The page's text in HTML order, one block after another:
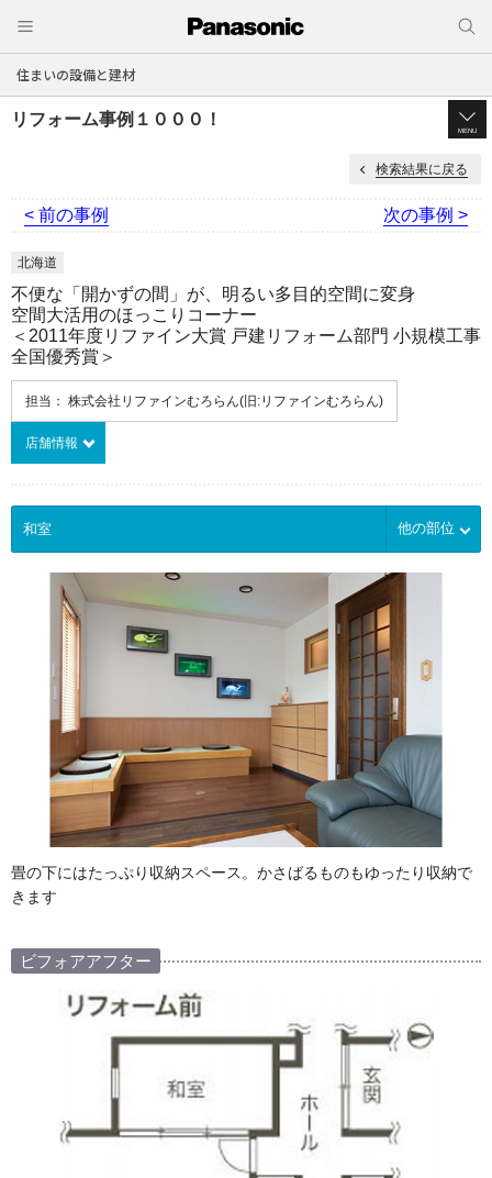
住まいの設備と建材
リフォーム事例１０００！
MENU
検索結果に戻る
< 前の事例 次の事例 >
北海道
不便な「開かずの間」が、明るい多目的空間に変身
空間大活用のほっこりコーナー
＜2011年度リファイン大賞 戸建リフォーム部門 小規模工事
全国優秀賞＞
担当： 株式会社リファインむろらん(旧:リファインむろらん)
店舗情報
他の部位
畳の下にはたっぷり収納スペース。かさばるものもゆったり収納で
きます
ビフォアアフター